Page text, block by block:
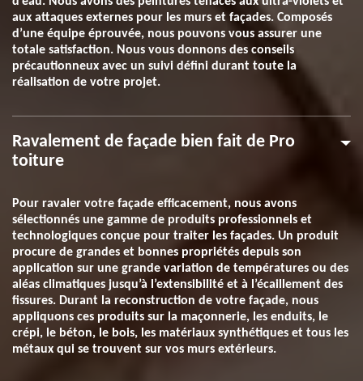
aux attaques externes pour les murs et façades. Composés
d’une équipe éprouvée, nous pouvons vous assurer une
totale satisfaction. Nous vous donnons des conseils
précautionneux avec un suivi défini durant toute la
réalisation de votre projet.
Ravalement de façade bien fait de Pro
toiture
Pour ravaler votre façade efficacement, nous avons
sélectionnés une gamme de produits professionnels et
technologiques conçue pour traiter les façades. Un produit
procure de grandes et bonnes propriétés depuis son
application sur une grande variation de températures ou des
aléas climatiques jusqu’à l’extensibilité et à l’écaillement des
fissures. Durant la reconstruction de votre façade, nous
appliquons ces produits sur la maçonnerie, les enduits, le
crépi, le béton, le bois, les matériaux synthétiques et tous les
métaux qui se trouvent sur vos murs extérieurs.